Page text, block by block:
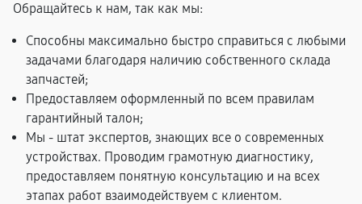
Обращайтесь к нам, так как мы:
Способны максимально быстро справиться с любыми
задачами благодаря наличию собственного склада
запчастей;
Предоставляем оформленный по всем правилам
гарантийный талон;
Мы - штат экспертов, знающих все о современных
устройствах. Проводим грамотную диагностику,
предоставляем понятную консультацию и на всех
этапах работ взаимодействуем с клиентом.